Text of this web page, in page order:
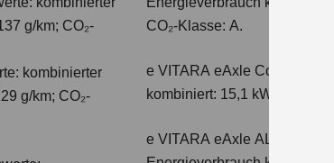
g/km; CO₂-
kombinierter
g/km; CO₂-
CO₂-Klasse: A.
e VITARA eAxle Comfort+
kombiniert: 15,1 kWh/
e VITARA eAxle ALLGRIP-e